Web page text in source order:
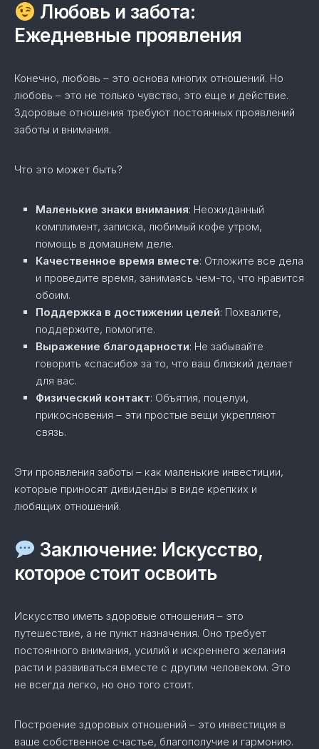
Любовь и забота:
Ежедневные проявления
Конечно, любовь – это основа многих отношений. Но
любовь – это не только чувство, это еще и действие.
Здоровые отношения требуют постоянных проявлений
заботы и внимания.
Что это может быть?
Маленькие знаки внимания: Неожиданный
комплимент, записка, любимый кофе утром,
помощь в домашнем деле.
Качественное время вместе: Отложите все дела
и проведите время, занимаясь чем-то, что нравится
обоим.
Поддержка в достижении целей: Похвалите,
поддержите, помогите.
Выражение благодарности: Не забывайте
говорить «спасибо» за то, что ваш близкий делает
для вас.
Физический контакт: Объятия, поцелуи,
прикосновения – эти простые вещи укрепляют
связь.
Эти проявления заботы – как маленькие инвестиции,
которые приносят дивиденды в виде крепких и
любящих отношений.
Заключение: Искусство,
которое стоит освоить
Искусство иметь здоровые отношения – это
путешествие, а не пункт назначения. Оно требует
постоянного внимания, усилий и искреннего желания
расти и развиваться вместе с другим человеком. Это
не всегда легко, но оно того стоит.
Построение здоровых отношений – это инвестиция в
ваше собственное счастье, благополучие и гармонию.